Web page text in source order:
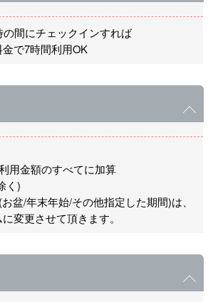
間にチェックインすれば
で7時間利用OK
用金額のすべてに加算
く)
盆/年末年始/その他指定した期間)は、
変更させて頂きます。